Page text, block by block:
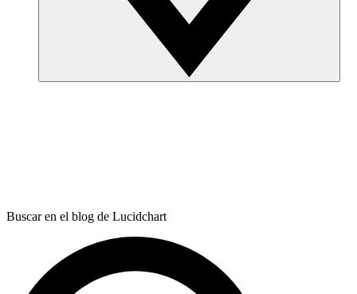
Buscar en el blog de Lucidchart